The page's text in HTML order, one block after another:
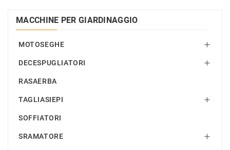
MACCHINE PER GIARDINAGGIO
MOTOSEGHE 
DECESPUGLIATORI 
RASAERBA
TAGLIASIEPI 
SOFFIATORI
SRAMATORE 